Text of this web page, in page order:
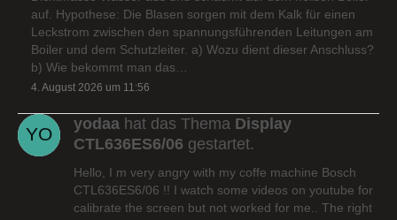
auf. Hypothese: Die Blasen sorgen mit dem Kalk für einen
Leckstrom zwischen den spannungsführenden Leitungen am
Boiler und dem Schutzleiter. a) Wozu dient dieser Anschluss?
b) Wie bekommt man das…
4. August 2026 um 11:56
yodaa hat das Thema Display
CTL636ES6/06 gestartet.
Hello, I m very angry with my coffe machine Bosch
CTL636ES6/06 !! I watch some videos on youtube for
calibrate the screen but not worked for me.. The right